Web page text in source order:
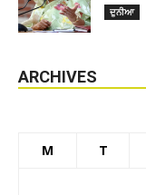
ਦੁਨੀਆ
ARCHIVES
M T